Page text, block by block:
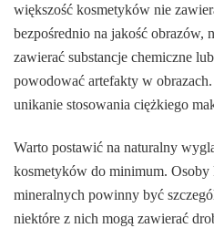
większość kosmetyków nie
bezpośrednio na jakość obrazów,
zawierać substancje chemiczne
powodować artefakty w
unikanie stosowania ciężkiego
Warto postawić na naturalny
kosmetyków do minimum. Osoby
mineralnych powinny być
niektóre z nich mogą zawierać